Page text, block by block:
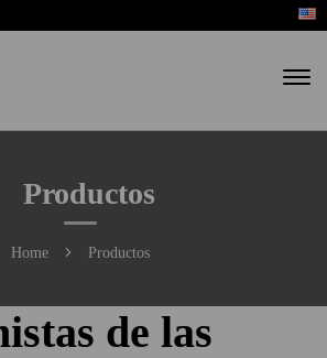
Productos
Home Productos
de las